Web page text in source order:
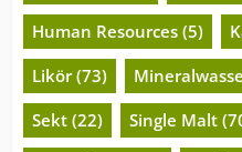
Human Resources (5)
Likör (73)
Sekt (22)
Single Malt